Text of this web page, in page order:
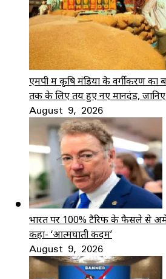
एमपी में कृषि मंडियों के वर्गीकरण का
तक के लिए तय हुए नए मानदंड, जानिए
August 9, 2026
भारत पर 100% टैरिफ के फैसले से
कहा- ‘आत्मघाती कदम’
August 9, 2026